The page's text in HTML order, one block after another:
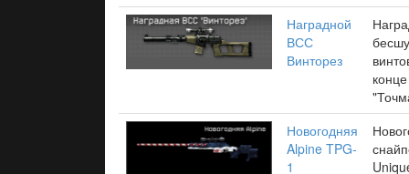
Наградной
ВСС
Винторез
Новогодняя
Alpine TPG-
1